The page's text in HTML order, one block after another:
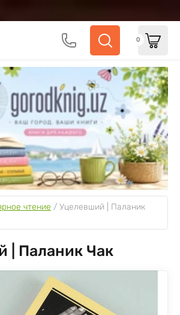
0
чтение / Уцелевший | Паланик
| Паланик Чак